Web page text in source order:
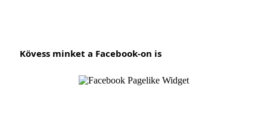
Kövess minket a Facebook-on is